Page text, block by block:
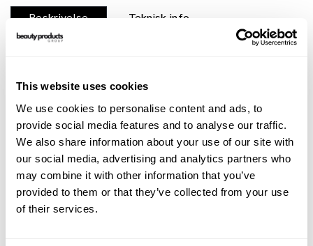
This website uses cookies
We use cookies to personalise content and ads, to
provide social media features and to analyse our traffic.
We also share information about your use of our site with
our social media, advertising and analytics partners who
may combine it with other information that you’ve
provided to them or that they’ve collected from your use
of their services.
Beskrivelse Teknisk info
Mesoprotech fra Mesoestetic er innovative
patentert fotosensitiv teknologi med et photon DNA
reparerende kompleks forbedrer beskyttelses- og
reparasjonssystemet. Bredspektret solbeskyttelse mot UVA,
UVB, HEV og IR og regenererende og
antialdringsegenskaper. Water veil SPF 50+ er en ultra-lett
kremgele spesielt tilpasset fet og kombinert hud med
hyaluronsyre som gir fuktighet på flere nivåer, øker hudens
fasthet og spenst og reduserer tegn på hudaldring. Ikke-